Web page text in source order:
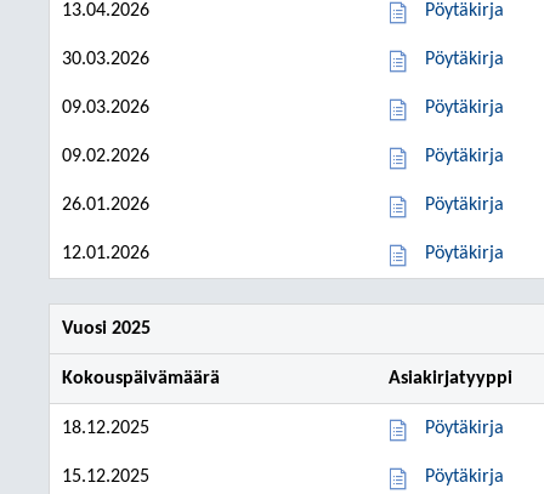
13.04.2026 Pöytäkirja
30.03.2026 Pöytäkirja
09.03.2026 Pöytäkirja
09.02.2026 Pöytäkirja
26.01.2026 Pöytäkirja
12.01.2026 Pöytäkirja
Vuosi 2025
Kokouspäivämäärä Asiakirjatyyppi
18.12.2025 Pöytäkirja
15.12.2025 Pöytäkirja